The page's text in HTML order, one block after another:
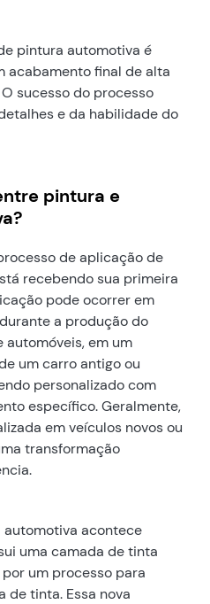
pintura automotiva é
acabamento final de alta
sucesso do processo
e da habilidade do
pintura e
de aplicação de
recebendo sua primeira
pode ocorrer em
a produção do
em um
um carro antigo ou
personalizado com
específico. Geralmente,
em veículos novos ou
transformação
automotiva acontece
uma camada de tinta
um processo para
de tinta. Essa nova